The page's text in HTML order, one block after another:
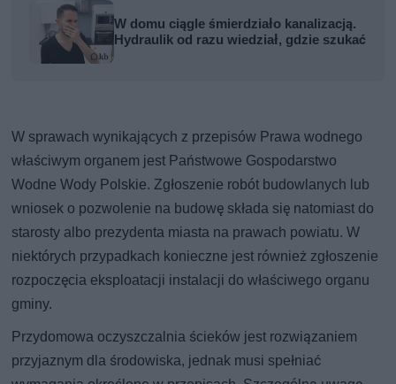
W domu ciągle śmierdziało kanalizacją.
Hydraulik od razu wiedział, gdzie szukać
W sprawach wynikających z przepisów Prawa wodnego
właściwym organem jest Państwowe Gospodarstwo
Wodne Wody Polskie. Zgłoszenie robót budowlanych lub
wniosek o pozwolenie na budowę składa się natomiast do
starosty albo prezydenta miasta na prawach powiatu. W
niektórych przypadkach konieczne jest również zgłoszenie
rozpoczęcia eksploatacji instalacji do właściwego organu
gminy.
Przydomowa oczyszczalnia ścieków jest rozwiązaniem
przyjaznym dla środowiska, jednak musi spełniać